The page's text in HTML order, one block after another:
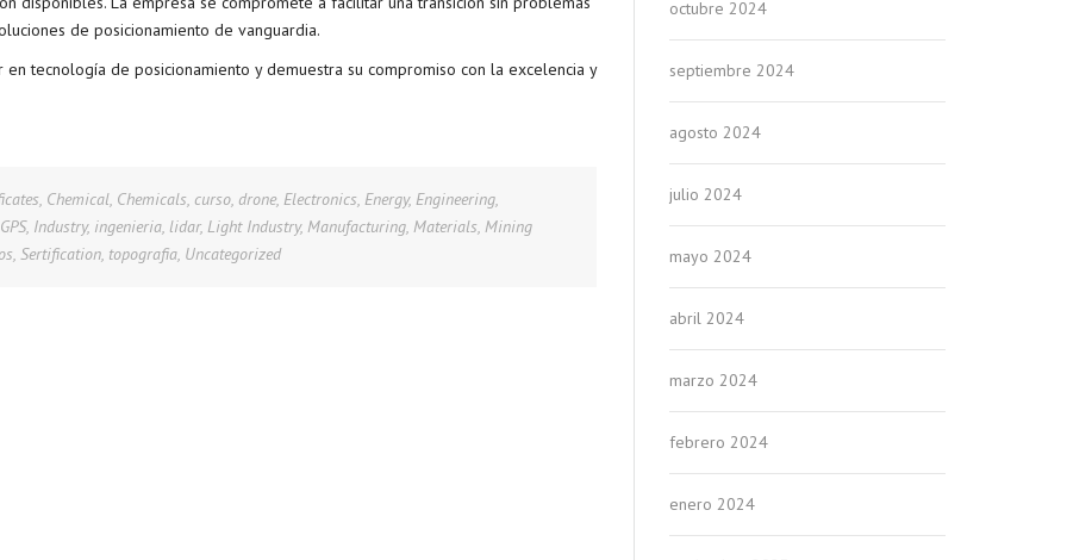
de posicionamiento de vanguardia.
tecnología de posicionamiento y demuestra su compromiso con la excelencia y
Chemical Chemicals curso drone, Electronics Energy, Engineering
GPS, Industry, ingenieria lidar, Light Industry, Manufacturing Materials Mining
Sertification topografia Uncategorized
octubre 2024
septiembre 2024
agosto 2024
julio 2024
mayo 2024
abril 2024
marzo 2024
febrero 2024
enero 2024